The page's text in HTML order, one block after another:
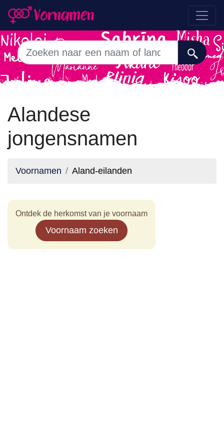
Alandese
jongensnamen
Voornamen Aland-eilanden
Ontdek de herkomst van je voornaam
Voornaam zoeken